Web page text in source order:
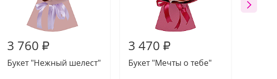
3 760 ₽
Букет "Нежный шелест"
3 470 ₽
Букет "Мечты о тебе"